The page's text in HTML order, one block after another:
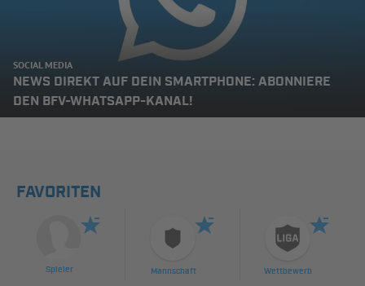
SOCIAL MEDIA
NEWS DIREKT AUF DEIN SMARTPHONE: ABONNIERE
DEN BFV-WHATSAPP-KANAL!
FAVORITEN
Spieler Mannschaft Wettbewerb